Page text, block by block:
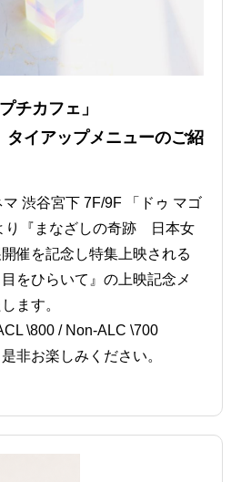
チカフェ」
タイアップメニューのご紹
渋谷宮下 7F/9F 「ドゥ マゴ
り『まなざしの奇跡 日本女
催を記念し特集上映される
をひらいて』の上映記念メ
ます。
\800 / Non-ALC \700
非お楽しみください。